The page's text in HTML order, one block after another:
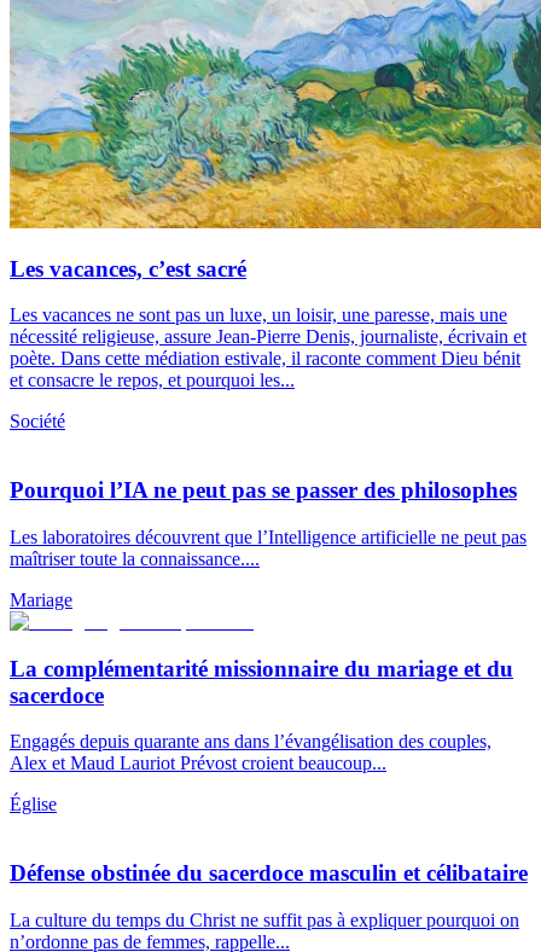
Les vacances, c’est sacré
Les vacances ne sont pas un luxe, un loisir, une paresse, mais une
nécessité religieuse, assure Jean-Pierre Denis, journaliste, écrivain et
poète. Dans cette médiation estivale, il raconte comment Dieu bénit
et consacre le repos, et pourquoi les...
Société
Pourquoi l’IA ne peut pas se passer des philosophes
Les laboratoires découvrent que l’Intelligence artificielle ne peut pas
maîtriser toute la connaissance....
Mariage
La complémentarité missionnaire du mariage et du
sacerdoce
Engagés depuis quarante ans dans l’évangélisation des couples,
Alex et Maud Lauriot Prévost croient beaucoup...
Église
Défense obstinée du sacerdoce masculin et célibataire
La culture du temps du Christ ne suffit pas à expliquer pourquoi on
n’ordonne pas de femmes, rappelle...